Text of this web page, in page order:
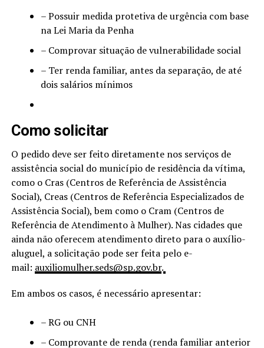
– Possuir medida protetiva de urgência com base
na Lei Maria da Penha
– Comprovar situação de vulnerabilidade social
– Ter renda familiar, antes da separação, de até
dois salários mínimos
Como solicitar
O pedido deve ser feito diretamente nos serviços de
assistência social do município de residência da vítima,
como o Cras (Centros de Referência de Assistência
Social), Creas (Centros de Referência Especializados de
Assistência Social), bem como o Cram (Centros de
Referência de Atendimento à Mulher). Nas cidades que
ainda não oferecem atendimento direto para o auxílio-
aluguel, a solicitação pode ser feita pelo e-
mail: auxiliomulher.seds@sp.gov.br.
Em ambos os casos, é necessário apresentar:
– RG ou CNH
– Comprovante de renda (renda familiar anterior